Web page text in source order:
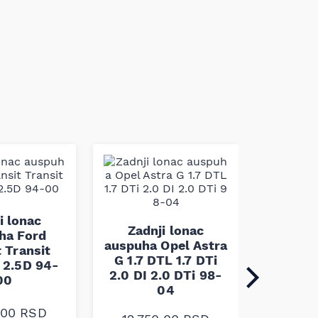
lonac
Ford
Transit
2.5D 94-
RSD
Zadnji lonac
auspuha Opel Astra
G 1.7 DTL 1.7 DTi
2.0 DI 2.0 DTi 98-
04